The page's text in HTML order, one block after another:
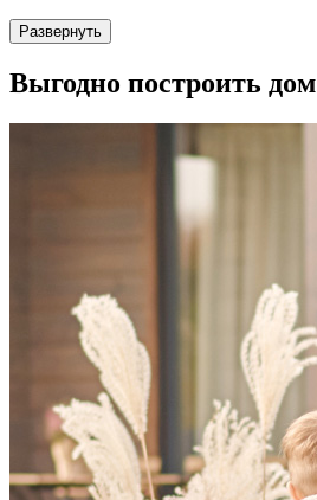
Развернуть
Выгодно построить